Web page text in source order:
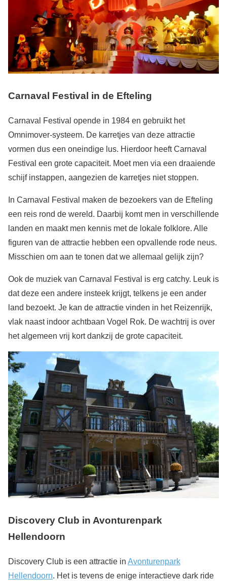
Carnaval Festival in de Efteling
Carnaval Festival opende in 1984 en gebruikt het
Omnimover-systeem. De karretjes van deze attractie
vormen dus een oneindige lus. Hierdoor heeft Carnaval
Festival een grote capaciteit. Moet men via een draaiende
schijf instappen, aangezien de karretjes niet stoppen.
In Carnaval Festival maken de bezoekers van de Efteling
een reis rond de wereld. Daarbij komt men in verschillende
landen en maakt men kennis met de lokale folklore. Alle
figuren van de attractie hebben een opvallende rode neus.
Misschien om aan te tonen dat we allemaal gelijk zijn?
Ook de muziek van Carnaval Festival is erg catchy. Leuk is
dat deze een andere insteek krijgt, telkens je een ander
land bezoekt. Je kan de attractie vinden in het Reizenrijk,
vlak naast indoor achtbaan Vogel Rok. De wachtrij is over
het algemeen vrij kort dankzij de grote capaciteit.
Discovery Club in Avonturenpark
Hellendoorn
Discovery Club is een attractie in Avonturenpark
Hellendoorn. Het is tevens de enige interactieve dark ride